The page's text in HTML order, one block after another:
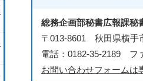
総務企画部秘書広報課秘
〒013-8601 秋田県横手
電話：0182-35-2189 フ
お問い合わせフォームは